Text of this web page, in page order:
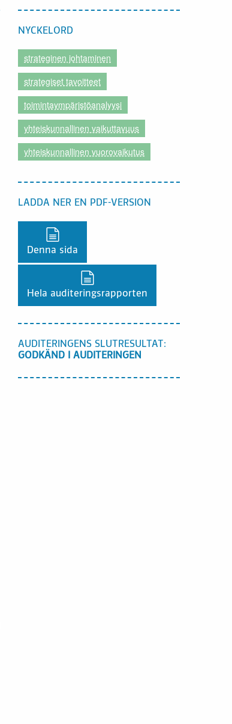
NYCKELORD
strateginen johtaminen
strategiset tavoitteet
toimintaympäristöanalyysi
yhteiskunnallinen vaikuttavuus
yhteiskunnallinen vuorovaikutus
LADDA NER EN PDF-VERSION
Denna sida
Hela auditeringsrapporten
AUDITERINGENS SLUTRESULTAT:
GODKÄND I AUDITERINGEN